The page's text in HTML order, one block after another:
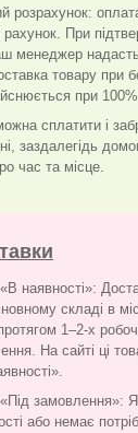
розрахунок:
рахунок. При
менеджер надасть
товару при
при 100%
сплатити і
заздалегідь
час та місце.
наявності»:
складі в
1–2-х
На сайті ці
замовлення»:
або немає